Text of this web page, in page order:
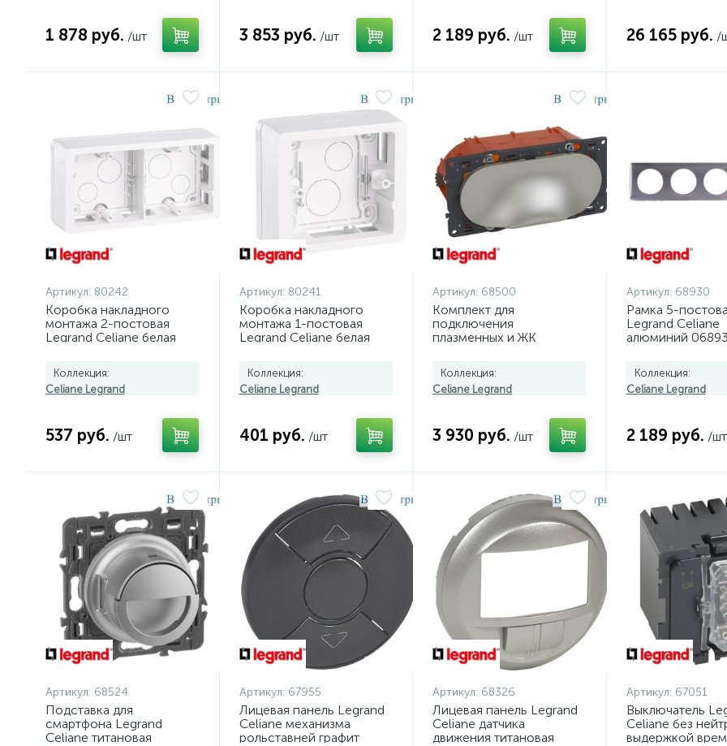
1 878 руб. /шт 3 853 руб. /шт 2 189 руб. /шт 26 165 руб. /
Артикул: 80242
Коробка накладного
монтажа 2-постовая
Legrand Celiane белая
Коллекция:
Celiane Legrand
537 руб. /шт
Артикул: 80241
Коробка накладного
монтажа 1-постовая
Legrand Celiane белая
Коллекция:
Celiane Legrand
401 руб. /шт
Артикул: 68500
Комплект для
подключения
плазменных и ЖК
Celiane титановая
068500
Коллекция:
Celiane Legrand
3 930 руб. /шт
Артикул: 68930
Рамка 5-
Legrand Celiane
алюминий
Коллекция:
Celiane Legrand
2 189 руб. /шт
Артикул: 68524
Подставка для
смартфона Legrand
Celiane титановая
Артикул: 67955
Лицевая панель Legrand
Celiane механизма
рольставней графит
Артикул: 68326
Лицевая панель Legrand
Celiane датчика
движения титановая
Артикул: 67051
Выключатель
Celiane без
выдержкой